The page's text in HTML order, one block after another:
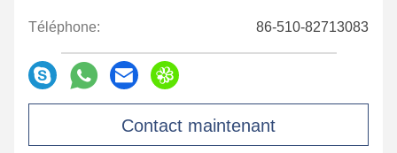
Téléphone: 86-510-82713083
Contact maintenant